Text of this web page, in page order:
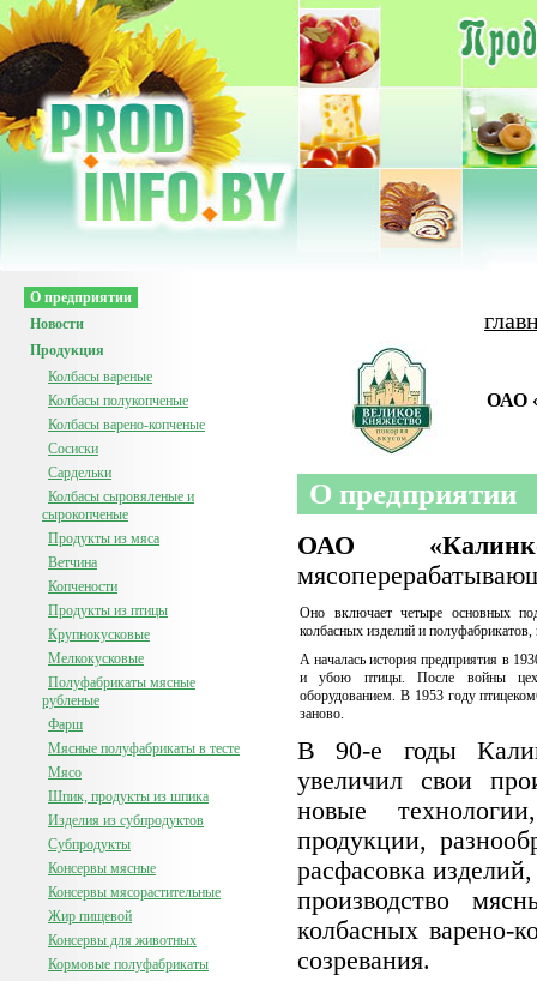
О предприятии
Новости
Продукция
Колбасы вареные
Колбасы полукопченые
Колбасы варено-копченые
Сосиски
Сардельки
Колбасы сыровяленые и
сырокопченые
Продукты из мяса
Ветчина
Копчености
Продукты из птицы
Крупнокусковые
Мелкокусковые
Полуфабрикаты мясные
рубленые
Фарш
Мясные полуфабрикаты в тесте
Мясо
Шпик, продукты из шпика
Изделия из субпродуктов
Субпродукты
Консервы мясные
Консервы мясорастительные
Жир пищевой
Консервы для животных
Кормовые полуфабрикаты
ОАО
О предприятии
ОАО
Оно включает четыре основных
колбасных изделий и
А началась история предприятия в
и убою птицы. После войны
оборудованием. В 1953 году
заново.
В 90-е годы
увеличил свои
новые
продукции,
расфасовка
производство
колбасных варено-
созревания.